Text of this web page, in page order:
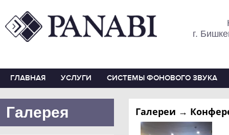
г.
ГЛАВНАЯ УСЛУГИ СИСТЕМЫ ФОНОВОГО ЗВУКА
Галерея Галереи →